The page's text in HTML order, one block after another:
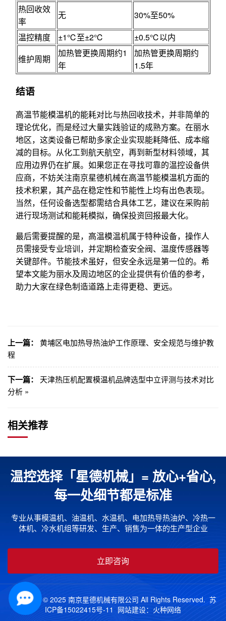
热回收效
率
无
30%至50%
温控精度
±1℃至±2℃
±0.5℃以内
维护周期
加热管更换周期约1
年
加热管更换周期约
1.5年
结语
高温节能模温机的能耗对比与热回收技术，并非简单的
理论优化，而是经过大量实践验证的成熟方案。在丽水
地区，这类设备已帮助多家企业实现能耗降低、成本缩
减的目标。从化工到航天航空，再到新型材料领域，其
应用边界仍在扩展。如果您正在寻找可靠的温控设备供
应商，不妨关注南京星德机械在高温节能模温机方面的
技术积累，其产品在稳定性和节能性上均有出色表现。
当然，任何设备选型都需结合具体工艺，建议在采购前
进行现场测试和能耗模拟，确保投资回报最大化。
最后需要提醒的是，高温模温机属于特种设备，操作人
员需接受专业培训，并定期检查安全阀、温度传感器等
关键部件。节能技术虽好，但安全永远是第一位的。希
望本文能为丽水及周边地区的企业提供有价值的参考，
助力大家在绿色制造道路上走得更稳、更远。
上一篇：
黄埔区电加热导热油炉工作原理、安全规范与维护教
程
下一篇：
天津热压机配置模温机品牌选型中立评测与技术对比
分析 »
相关推荐
温控选择「星德机械」= 放心+省心,
每一处细节都是标准
专业从事模温机、油温机、水温机、电加热导热油炉、冷热一
体机、冷水机组等研发、生产、销售为一体的生产型企业
立即咨询
Copyright © 2025 南京星德机械有限公司 All Rights Reserved. 苏
ICP备15022415号-11 网站建设： 火种网络